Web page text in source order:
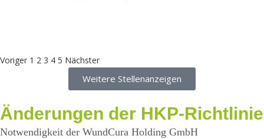
Voriger 1 2 3 4 5 Nächster
Weitere Stellenanzeigen
Änderungen der HKP-Richtlinie
Notwendigkeit der WundCura Holding GmbH